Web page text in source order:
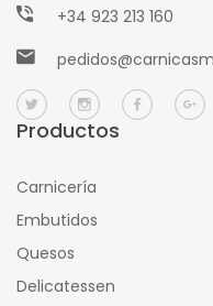
+34 923 213 160
Productos
Carnicería
Embutidos
Quesos
Delicatessen